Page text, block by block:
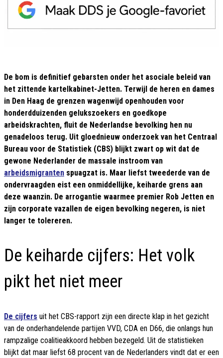
De bom is definitief gebarsten onder het asociale beleid van
het zittende kartelkabinet-Jetten. Terwijl de heren en dames
in Den Haag de grenzen wagenwijd openhouden voor
honderdduizenden gelukszoekers en goedkope
arbeidskrachten, fluit de Nederlandse bevolking hen nu
genadeloos terug. Uit gloednieuw onderzoek van het Centraal
Bureau voor de Statistiek (CBS) blijkt zwart op wit dat de
gewone Nederlander de massale instroom van
arbeidsmigranten spuagzat is. Maar liefst tweederde van de
ondervraagden eist een onmiddellijke, keiharde grens aan
deze waanzin. De arrogantie waarmee premier Rob Jetten en
zijn corporate vazallen de eigen bevolking negeren, is niet
langer te tolereren.
De keiharde cijfers: Het volk
pikt het niet meer
De cijfers uit het CBS-rapport zijn een directe klap in het gezicht
van de onderhandelende partijen VVD, CDA en D66, die onlangs hun
rampzalige coalitieakkoord hebben bezegeld. Uit de statistieken
blijkt dat maar liefst 68 procent van de Nederlanders vindt dat er een